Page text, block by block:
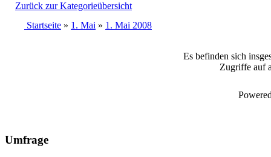
Zurück zur Kategorieübersicht
Startseite » 1. Mai » 1. Mai 2008
Es befinden sich
Zugriffe auf
Umfrage